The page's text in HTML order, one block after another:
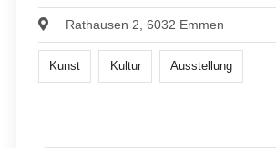
Rathausen 2, 6032 Emmen
Kunst Kultur Ausstellung